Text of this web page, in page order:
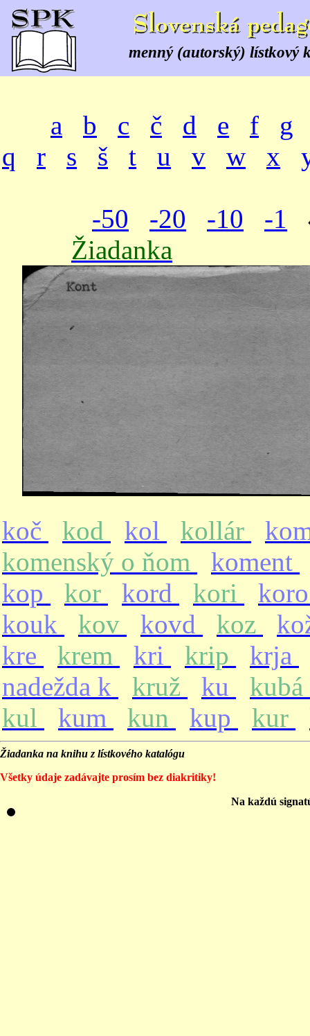
menný (autorský) lístkový
a b c č d e f
g
q
r s š t u v w x
-50 -20 -10
-1
Žiadanka
koč kod kol kollár
komenský o ňom
koment
kop
kor kord kori
kouk
kov kovd koz
kre
krem kri krip
krja
nadežda k
kruž ku
kubá
kul
kum kun kup kur
Žiadanka na knihu z lístkového katalógu
Všetky údaje zadávajte prosím bez diakritiky!
Na každú